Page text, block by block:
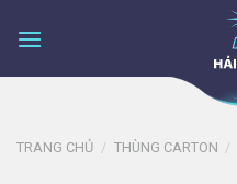
TRANG CHỦ / THÙNG CARTON /